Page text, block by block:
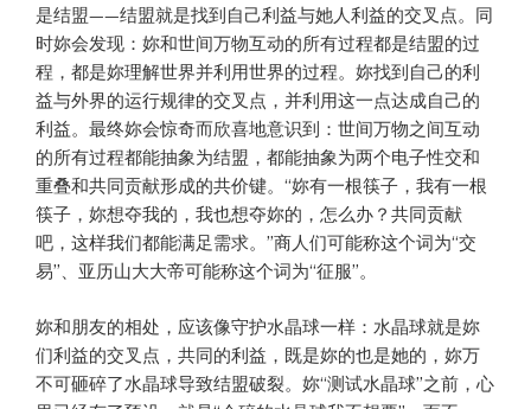
是结盟——结盟就是找到自己利益与她人利益的交叉点。同
时妳会发现：妳和世间万物互动的所有过程都是结盟的过
程，都是妳理解世界并利用世界的过程。妳找到自己的利
益与外界的运行规律的交叉点，并利用这一点达成自己的
利益。最终妳会惊奇而欣喜地意识到：世间万物之间互动
的所有过程都能抽象为结盟，都能抽象为两个电子性交和
重叠和共同贡献形成的共价键。“妳有一根筷子，我有一根
筷子，妳想夺我的，我也想夺妳的，怎么办？共同贡献
吧，这样我们都能满足需求。”商人们可能称这个词为“交
易”、亚历山大大帝可能称这个词为“征服”。
妳和朋友的相处，应该像守护水晶球一样：水晶球就是妳
们利益的交叉点，共同的利益，既是妳的也是她的，妳万
不可砸碎了水晶球导致结盟破裂。妳“测试水晶球”之前，心